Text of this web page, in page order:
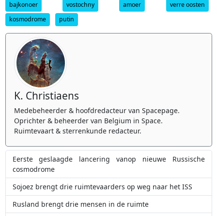
bajkonoer
vostochny amoer
verre oosten
kosmodrome
putin
K. Christiaens
Medebeheerder & hoofdredacteur van Spacepage.
Oprichter & beheerder van Belgium in Space.
Ruimtevaart & sterrenkunde redacteur.
Eerste geslaagde lancering vanop nieuwe Russische
cosmodrome
Sojoez brengt drie ruimtevaarders op weg naar het ISS
Rusland brengt drie mensen in de ruimte